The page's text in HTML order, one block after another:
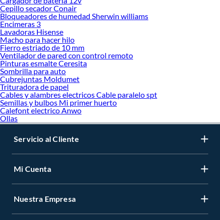
Cepillo secador Conair
Bloqueadores de humedad Sherwin williams
Encimeras 3
Lavadoras Hisense
Macho para hacer hilo
Fierro estriado de 10 mm
Ventilador de pared con control remoto
Pinturas esmalte Ceresita
Sombrilla para auto
Cubrejuntas Moldumet
Trituradora de papel
Cables y alambres electricos Cable paralelo spt
Semillas y bulbos Mi primer huerto
Calefont electrico Anwo
Ollas
Servicio al Cliente
Mi Cuenta
Nuestra Empresa